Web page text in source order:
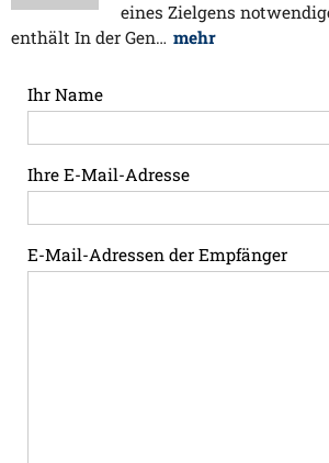
eines Zielgens
enthält In der Gen… mehr
Ihr Name
Ihre E-Mail-Adresse
E-Mail-Adressen der Empfänger